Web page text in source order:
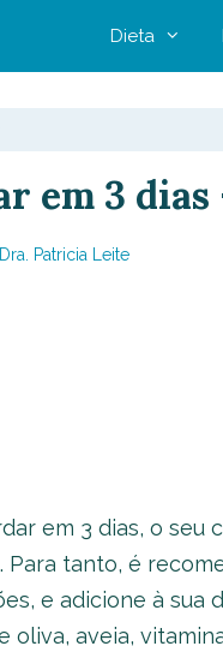
Dieta
em 3
Dra. Patricia Leite
em 3 dias, o seu
tanto, é
e adicione à sua
oliva, aveia,